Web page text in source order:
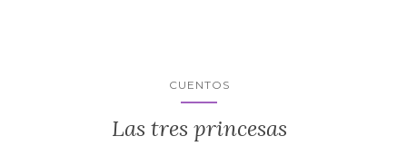
CUENTOS
Las tres princesas